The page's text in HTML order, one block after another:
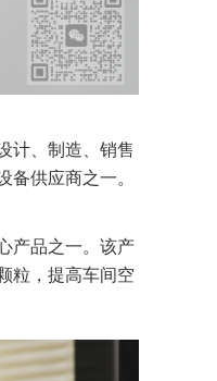
计、制造、销售
供应商之一。
产品之一。该产
粒，提高车间空